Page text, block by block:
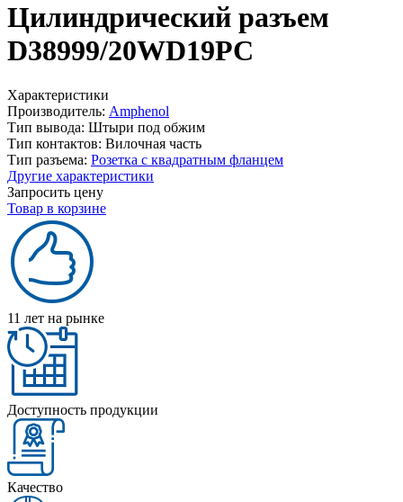
Цилиндрический разъем
D38999/20WD19PC
Характеристики
Производитель: Amphenol
Тип вывода: Штыри под обжим
Тип контактов: Вилочная часть
Тип разъема: Розетка с квадратным фланцем
Другие характеристики
Запросить цену
Товар в корзине
11 лет на рынке
Доступность продукции
Качество